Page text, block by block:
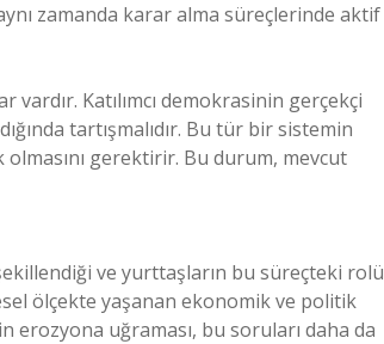
zamanda karar alma süreçlerinde aktif
Katılımcı demokrasinin gerçekçi
tartışmalıdır. Bu tür bir sistemin
gerektirir. Bu durum, mevcut
ve yurttaşların bu süreçteki rolü
ölçekte yaşanan ekonomik ve politik
uğraması, bu soruları daha da